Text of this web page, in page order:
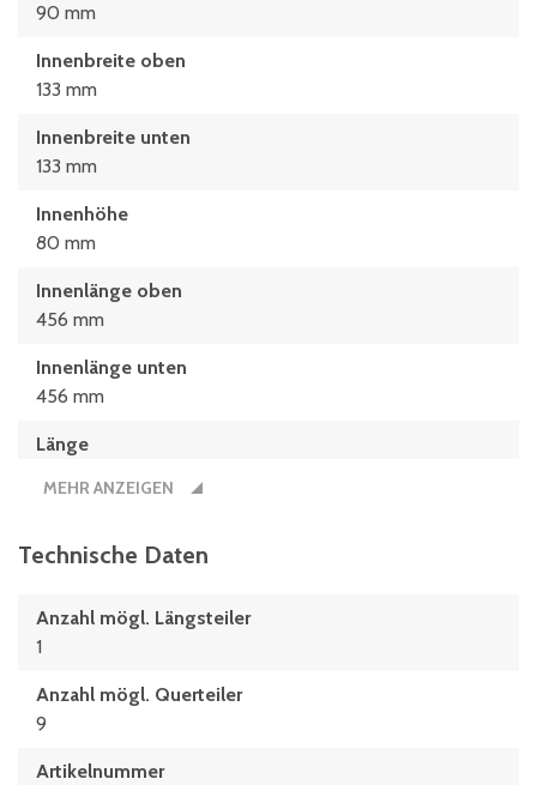
90 mm
Innenbreite oben
133 mm
Innenbreite unten
133 mm
Innenhöhe
80 mm
Innenlänge oben
456 mm
Innenlänge unten
456 mm
Länge
MEHR ANZEIGEN
Technische Daten
Anzahl mögl. Längsteiler
1
Anzahl mögl. Querteiler
9
Artikelnummer